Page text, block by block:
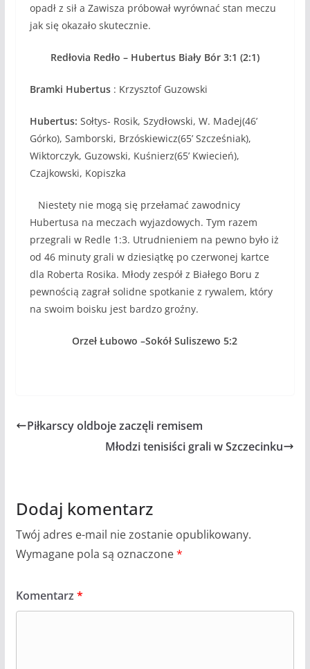
opadł z sił a Zawisza próbował wyrównać stan meczu
jak się okazało skutecznie.
Redłovia Redło – Hubertus Biały Bór 3:1 (2:1)
Bramki Hubertus: Krzysztof Guzowski
Hubertus: Sołtys- Rosik, Szydłowski, W. Madej(46’
Górko), Samborski, Brzóskiewicz(65’ Szcześniak),
Wiktorczyk, Guzowski, Kuśnierz(65’ Kwiecień),
Czajkowski, Kopiszka
Niestety nie mogą się przełamać zawodnicy
Hubertusa na meczach wyjazdowych. Tym razem
przegrali w Redle 1:3. Utrudnieniem na pewno było iż
od 46 minuty grali w dziesiątkę po czerwonej kartce
dla Roberta Rosika. Młody zespół z Białego Boru z
pewnością zagrał solidne spotkanie z rywalem, który
na swoim boisku jest bardzo groźny.
Orzeł Łubowo –Sokół Suliszewo 5:2
Piłkarscy oldboje zaczęli remisem
Młodzi tenisiści grali w Szczecinku
Dodaj komentarz
Twój adres e-mail nie zostanie opublikowany.
Wymagane pola są oznaczone*
Komentarz *